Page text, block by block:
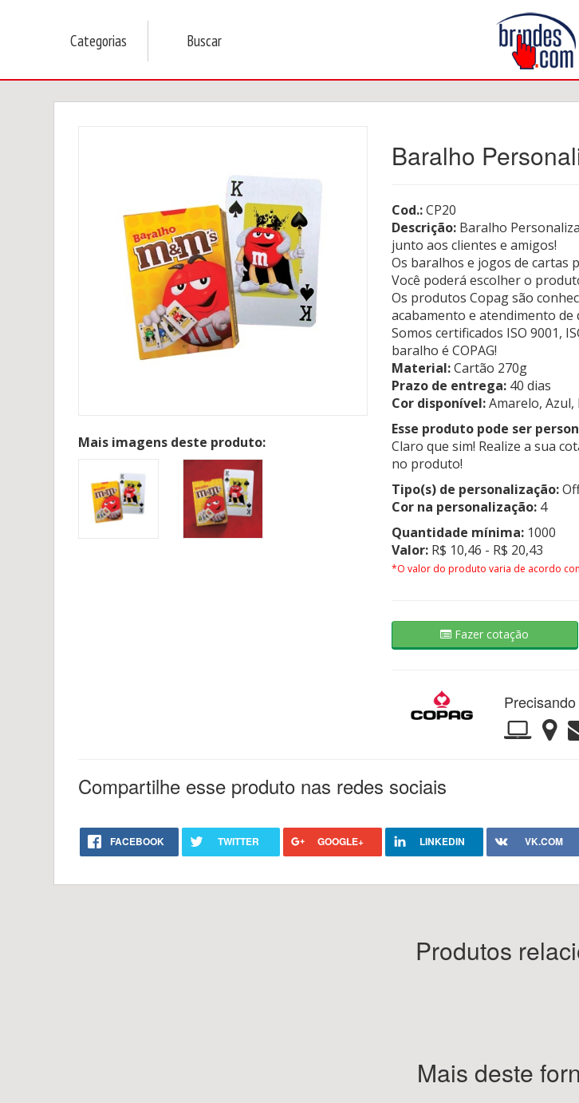
Categorias Buscar
Mais imagens deste produto:
Baralho
Cod.:CP20
Descrição:Baralho
junto aos clientes e amigos!
Os baralhos e jogos de cartas
Você poderá escolher o
Os produtos Copag são
acabamento e atendimento de
Somos certificados ISO 9001,
baralho é COPAG!
Material:Cartão 270g
Prazo de entrega:40 dias
Cor disponível:Amarelo, Azul,
Esse produto pode ser
Claro que sim! Realize a sua
no produto!
Tipo(s) de personalização:
Cor na personalização:4
Quantidade mínima:1000
Valor:R$ 10,46 - R$ 20,43
*O valor do produto varia de acordo
Fazer cotação
Compartilhe esse produto nas redes sociais
FACEBOOK TWITTER GOOGLE+ LINKEDIN VK.COM
Produtos
Mais deste